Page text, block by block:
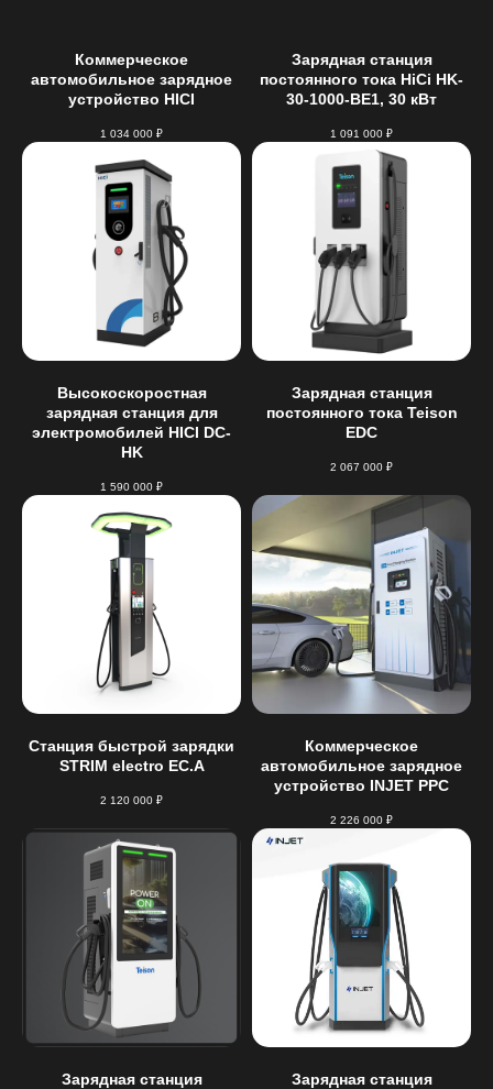
Коммерческое
автомобильное зарядное
устройство HICI
1 034 000 ₽
Зарядная станция
постоянного тока HiCi HK-
30-1000-BE1, 30 кВт
1 091 000 ₽
Высокоскоростная
зарядная станция для
электромобилей HICI DC-
HK
1 590 000 ₽
Зарядная станция
постоянного тока Teison
EDC
2 067 000 ₽
Станция быстрой зарядки
STRIM electro EC.A
2 120 000 ₽
Коммерческое
автомобильное зарядное
устройство INJET PPC
2 226 000 ₽
Зарядная станция
Зарядная станция